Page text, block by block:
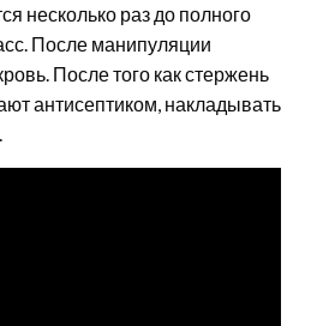
несколько раз до полного
После манипуляции
После того как стержень
антисептиком, накладывать